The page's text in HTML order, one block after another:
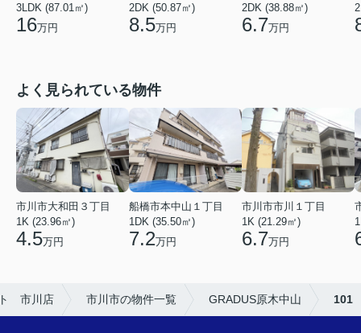
3LDK (87.01㎡)
16万円
2DK (50.87㎡)
8.5万円
2DK (38.88㎡)
6.7万円
よく見られている物件
市川市大和田３丁目
1K (23.96㎡)
4.5万円
船橋市本中山１丁目
1DK (35.50㎡)
7.2万円
市川市市川１丁目
1K (21.29㎡)
6.7万円
ト 市川店 市川市の物件一覧 GRADUS原木中山 101